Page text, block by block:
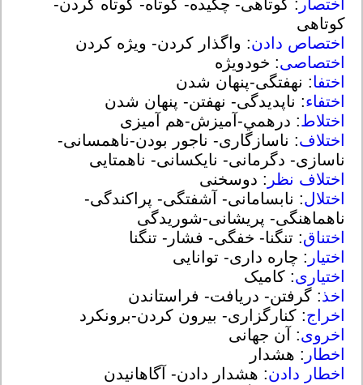
اختصار : کوتاهی- چکیده- کوتاه- کوتاه کردن-
کوتاهی
اختصاص دادن: واگذار کردن- ویژه کردن
اختصاصی: خودویژه
اختفا: نهفتگی-پنهان شدن
اختفاء: ناپدیدگی- نهفتن- پنهان شدن
اختلاط: درهمي-آميزش-هم آمیزی
اختلاف: ناسازگاری- ناجور بودن-ناهمسانی-
ناسازی- دگرمانی- نایکسانی- ناهمتایی
اختلاف نظر : دوسخنی
اختلال: نابسامانی- آشفتگی- پراکندگی-
ناهماهنگی- پریشانی-شوریدگی
اختناق: تنگنا- خفگی- فشار- تنگنا
اختیار : چاره داری- توانایی
اختیاری: کامیک
اخذ: گرفتن- دریافت- فراستاندن
اخراج: کنارگزاری- بیرون کردن-برونکرد
اخروی: آن جهانی
اخطار : هشدار
اخطار دادن: هشدار دادن- آگاهانیدن